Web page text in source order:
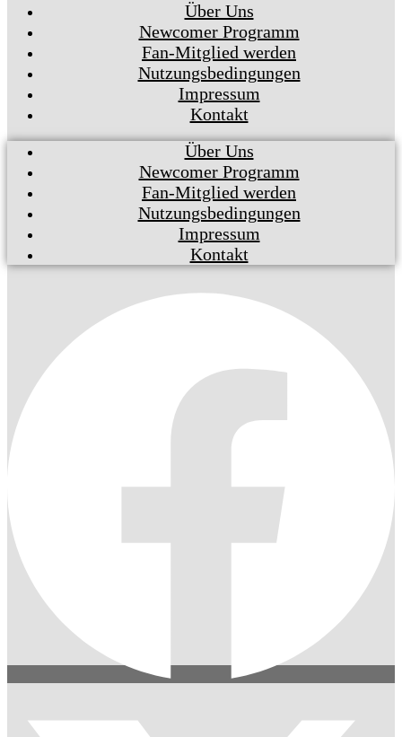
Über Uns
Newcomer Programm
Fan-Mitglied werden
Nutzungsbedingungen
Impressum
Kontakt
Über Uns
Newcomer Programm
Fan-Mitglied werden
Nutzungsbedingungen
Impressum
Kontakt